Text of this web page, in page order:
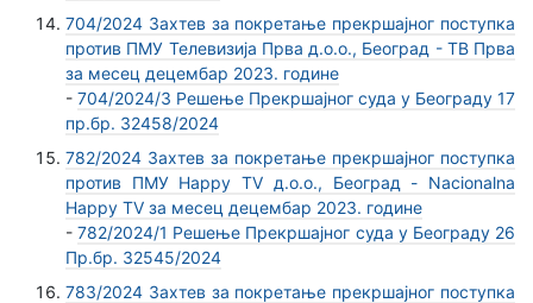
704/2024 Захтев за покретање прекршајног поступка
против ПМУ Телевизија Прва д.о.о., Београд - ТВ Прва
за месец децембар 2023. године
- 704/2024/3 Решење Прекршајног суда у Београду 17
пр.бр. 32458/2024
782/2024 Захтев за покретање прекршајног поступка
против ПМУ Happy TV д.о.о., Београд - Nacionalna
Happy TV за месец децембар 2023. године
-782/2024/1 Решење Прекршајног суда у Београду 26
Пр.бр. 32545/2024
783/2024 Захтев за покретање прекршајног поступка